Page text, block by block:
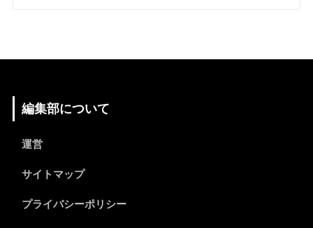
編集部について
運営
サイトマップ
プライバシーポリシー